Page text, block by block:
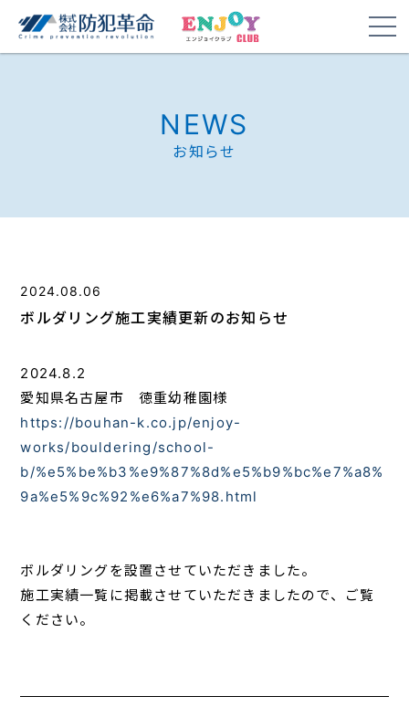
NEWS
お知らせ
2024.08.06
ボルダリング施工実績更新のお知らせ
2024.8.2
愛知県名古屋市 徳重幼稚園様
https://bouhan-k.co.jp/enjoy-
works/bouldering/school-
b/%e5%be%b3%e9%87%8d%e5%b9%bc%e7%a8%
9a%e5%9c%92%e6%a7%98.html
ボルダリングを設置させていただきました。
施工実績一覧に掲載させていただきましたので、ご覧
ください。